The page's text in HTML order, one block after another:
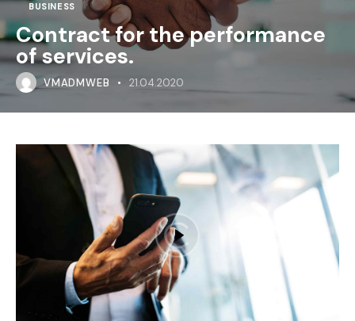
BUSINESS
Contract for the performance
of services.
VMADMWEB 21.04.2020